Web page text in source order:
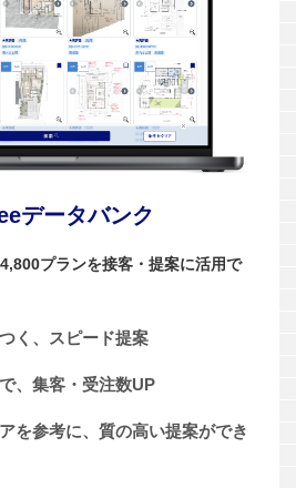
データバンク
プランを接客・提案に活用で
く、スピード提案
、集客・受注数UP
を参考に、質の高い提案ができ